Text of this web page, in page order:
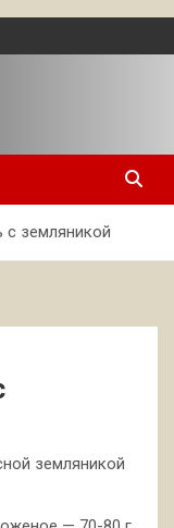
земляникой
земляникой